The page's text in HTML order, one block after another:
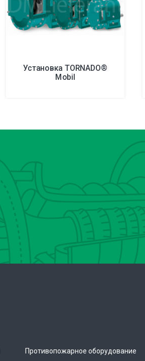
Установка TORNADO®
Mobil
Противопожарное оборудование